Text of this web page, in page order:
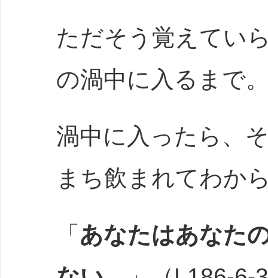
ただそう覚えてい
の渦中に入るまで
渦中に入ったら、
まち飲まれてわか
「 あなたはあなた